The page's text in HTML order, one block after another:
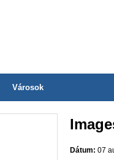
Városok
Dátum: 07